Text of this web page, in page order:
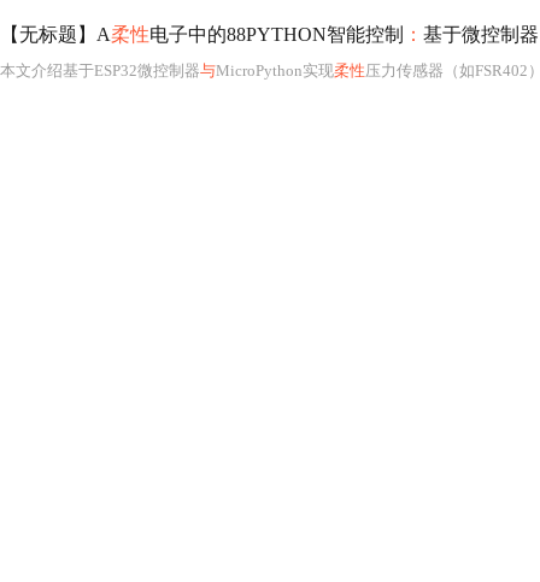
【无标题】A柔性电子中的88PYTHON智能控制 ： 基于微控制器
本文介绍基于ESP32微控制器与MicroPython实现柔性压力传感器（如FSR402